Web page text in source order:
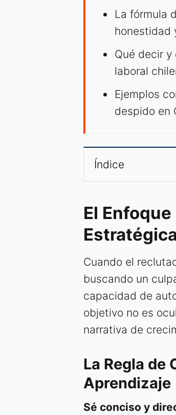
La fórmula
honestidad
Qué decir
laboral
Ejemplos
despido en
Índice
El
Cuando el
buscando un
capacidad de
objetivo no es
narrativa de
La Regla de
Aprendizaje
Sé conciso y